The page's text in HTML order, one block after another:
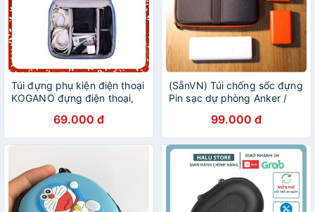
Túi đựng phụ kiện điện thoại
KOGANO đựng điện thoại,
dự phòng và đồ cá nhân TA-
001186
69.000 đ
(SẵnVN) Túi chống sốc đựng
Pin sạc dự phòng Anker /
vệ đựng sạc, cáp, phụ kiện
điện thoại
99.000 đ